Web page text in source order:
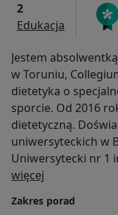
2
Edukacja
Jestem
w Toruniu,
dietetyka o
sporcie. Od 2016
dietetyczną.
uniwersyteckich w
Uniwersytecki nr 1
Uniwersytecki nr 2
Współpracowałam
więcej
Zakres porad